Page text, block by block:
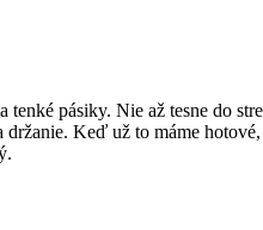
pásiky. Nie až tesne do
Keď už to máme